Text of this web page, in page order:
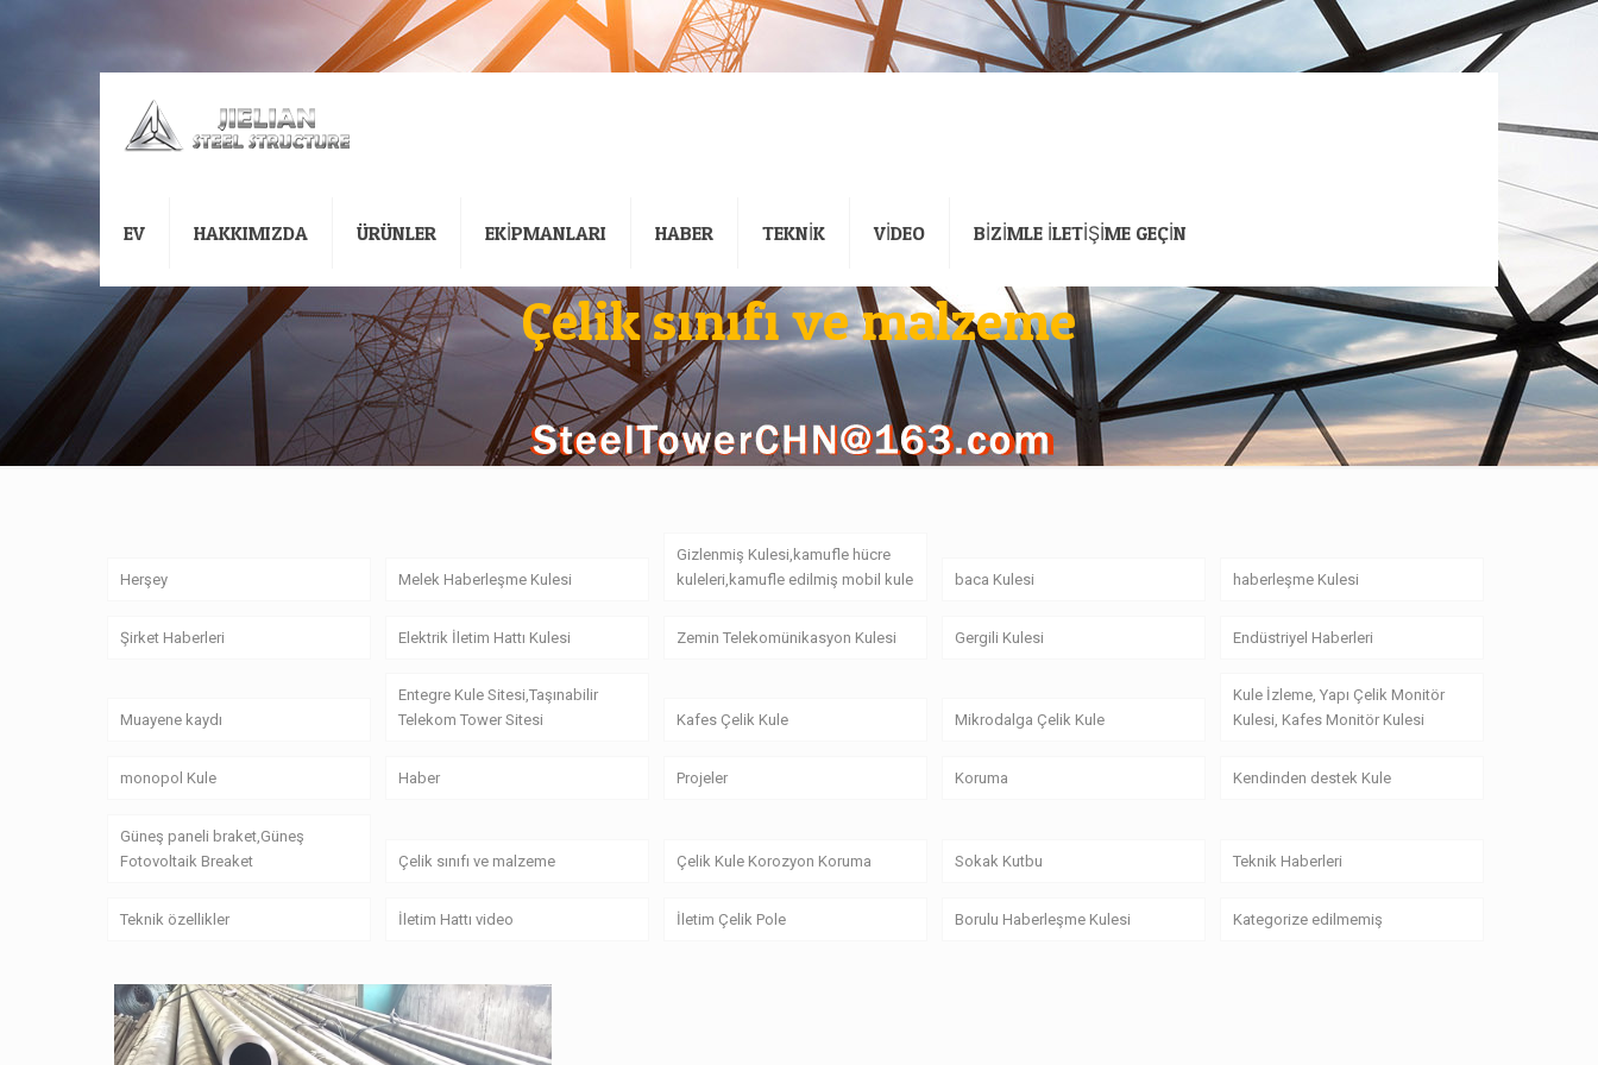
EV HAKKIMIZDA ÜRÜNLER EKİPMANLARI HABER TEKNİK VİDEO BİZİMLE İLETİŞİME GEÇİN
Çelik sınıfı ve malzeme
Herşey Melek Haberleşme Kulesi
Gizlenmiş Kulesi,kamufle hücre
kuleleri,kamufle edilmiş mobil kule
baca Kulesi haberleşme Kulesi
Şirket Haberleri Elektrik İletim Hattı Kulesi Zemin Telekomünikasyon Kulesi Gergili Kulesi Endüstriyel Haberleri
Muayene kaydı
Entegre Kule Sitesi,Taşınabilir
Telekom Tower Sitesi
Kafes Çelik Kule Mikrodalga Çelik Kule
Kule İzleme, Yapı Çelik Monitör
Kulesi, Kafes Monitör Kulesi
monopol Kule Haber Projeler Koruma Kendinden destek Kule
Güneş paneli braket,Güneş
Fotovoltaik Breaket
Çelik sınıfı ve malzeme Çelik Kule Korozyon Koruma Sokak Kutbu Teknik Haberleri
Teknik özellikler İletim Hattı video İletim Çelik Pole Borulu Haberleşme Kulesi Kategorize edilmemiş